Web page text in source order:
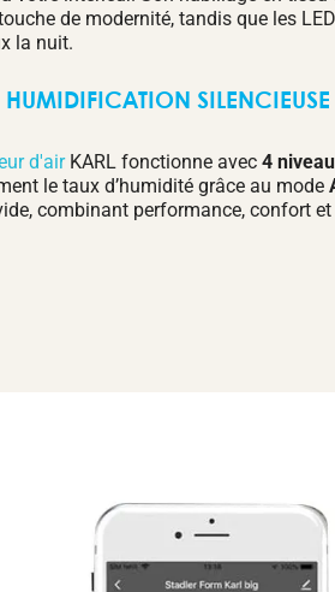
de modernité, tandis que les
la nuit.
HUMIDIFICATION SILENCIEUSE
d'airKARL fonctionne avec 4
le taux d’humidité grâce au mode
combinant performance, confort et